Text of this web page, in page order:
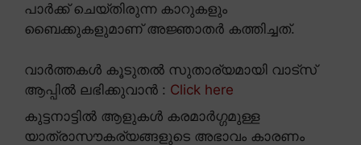
പാർക്ക് ചെയ്തിരുന്ന കാറുകളും
ബൈക്കുകളുമാണ് അജ്ഞാതർ കത്തിച്ചത്.
വാർത്തകൾ കൂടുതൽ സുതാര്യമായി വാട്സ്
ആപ്പിൽ ലഭിക്കുവാൻ : Click here
കുട്ടനാട്ടിൽ ആളുകൾ കരമാർഗ്ഗമുള്ള
യാത്രാസൗകര്യങ്ങളുടെ അഭാവം കാരണം